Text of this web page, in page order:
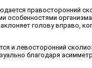
правосторонний
особенностями
голову вправо,
и левосторонний
благодаря